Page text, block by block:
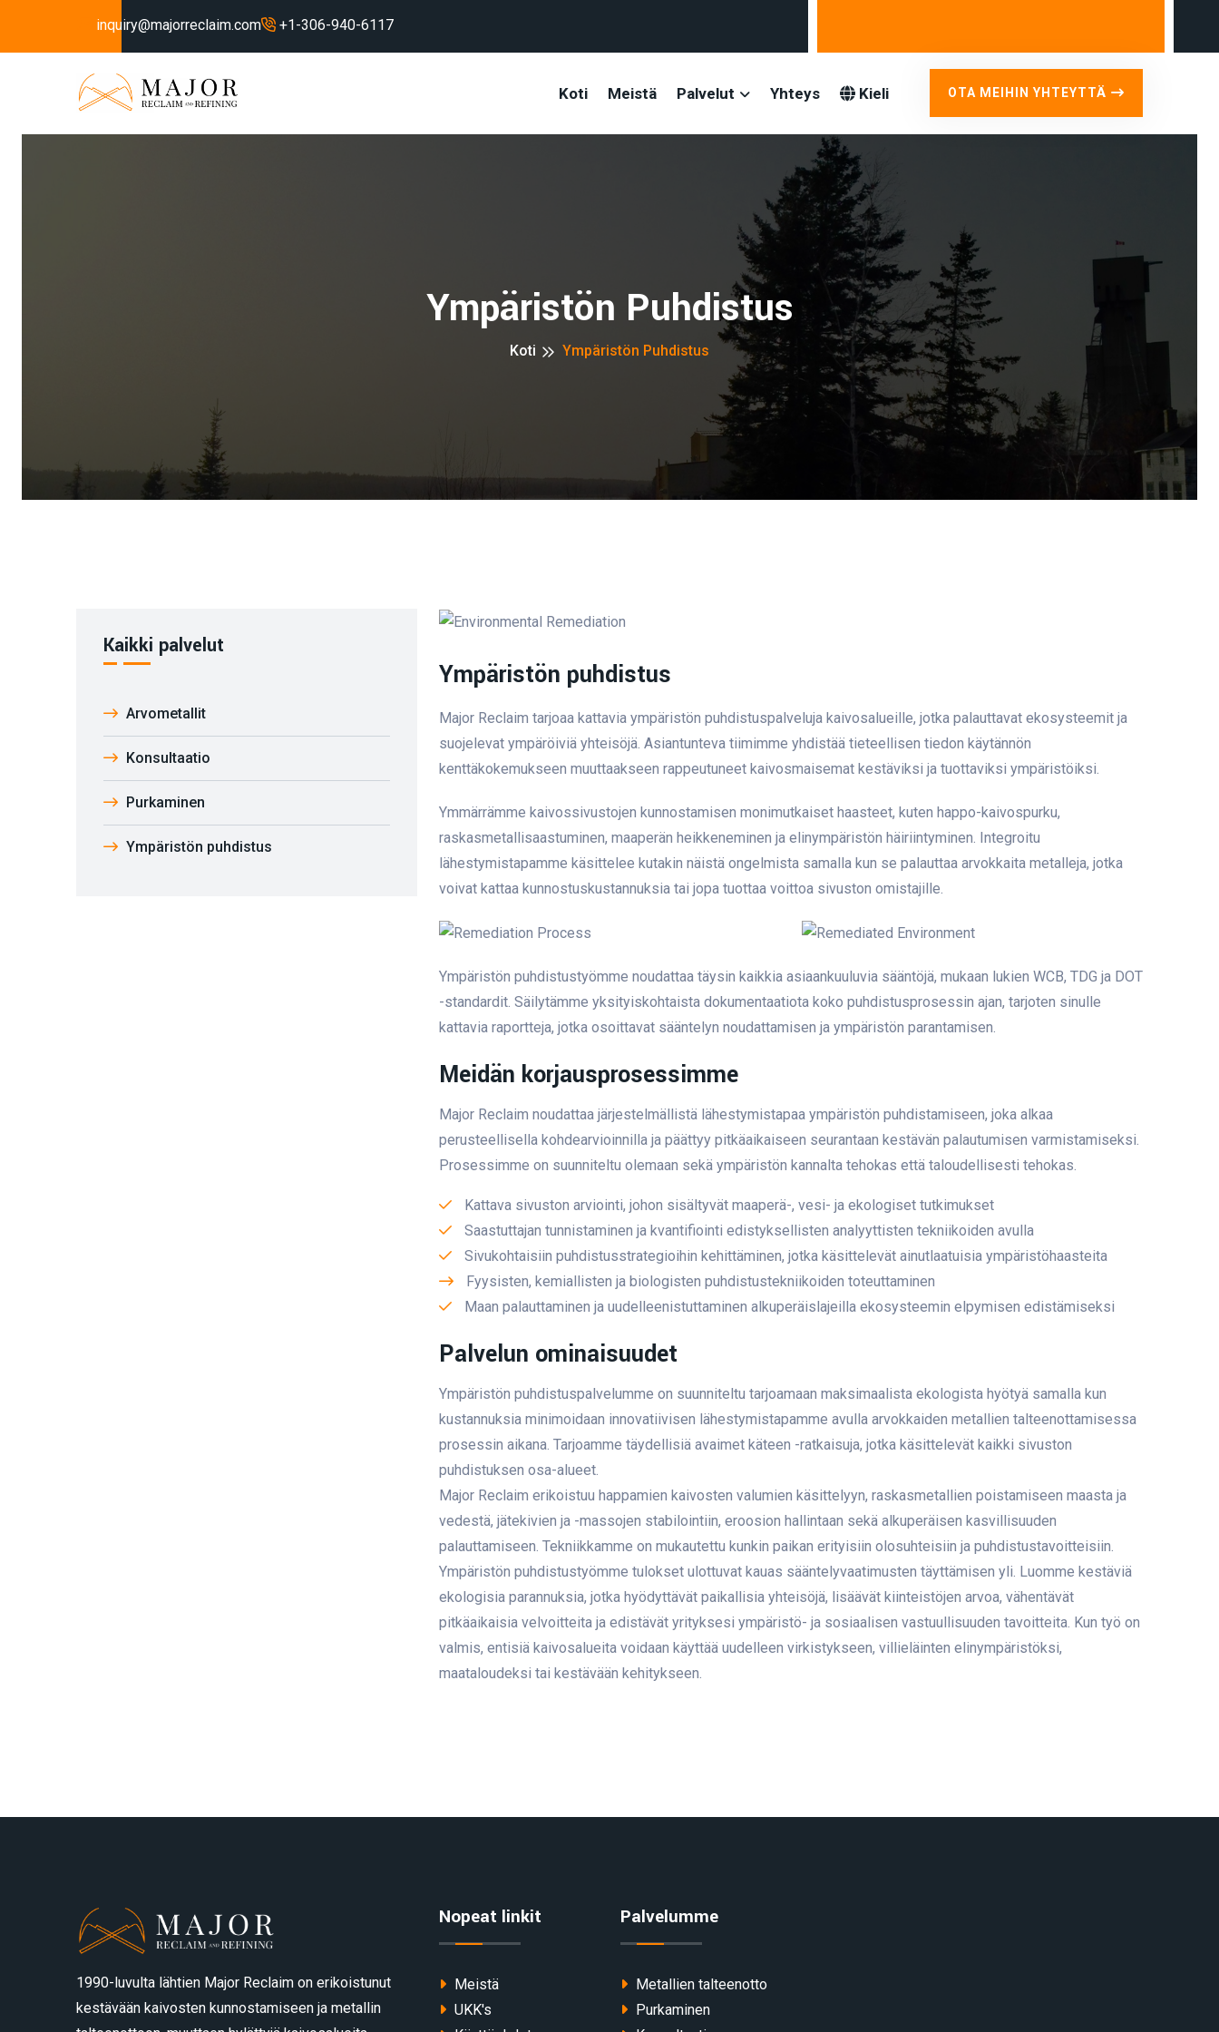
inquiry@majorreclaim.com +1-306-940-6117
Koti Meistä Palvelut Yhteys Kieli OTA MEIHIN YHTEYTTÄ
Ympäristön Puhdistus
Koti Ympäristön Puhdistus
Kaikki palvelut
Arvometallit
Konsultaatio
Purkaminen
Ympäristön puhdistus
Ympäristön puhdistus
Major Reclaim tarjoaa kattavia ympäristön puhdistuspalveluja kaivosalueille, jotka palauttavat ekosysteemit ja
suojelevat ympäröiviä yhteisöjä. Asiantunteva tiimimme yhdistää tieteellisen tiedon käytännön
kenttäkokemukseen muuttaakseen rappeutuneet kaivosmaisemat kestäviksi ja tuottaviksi ympäristöiksi.
Ymmärrämme kaivossivustojen kunnostamisen monimutkaiset haasteet, kuten happo-kaivospurku,
raskasmetallisaastuminen, maaperän heikkeneminen ja elinympäristön häiriintyminen. Integroitu
lähestymistapamme käsittelee kutakin näistä ongelmista samalla kun se palauttaa arvokkaita metalleja, jotka
voivat kattaa kunnostuskustannuksia tai jopa tuottaa voittoa sivuston omistajille.
Ympäristön puhdistustyömme noudattaa täysin kaikkia asiaankuuluvia sääntöjä, mukaan lukien WCB, TDG ja DOT
-standardit. Säilytämme yksityiskohtaista dokumentaatiota koko puhdistusprosessin ajan, tarjoten sinulle
kattavia raportteja, jotka osoittavat sääntelyn noudattamisen ja ympäristön parantamisen.
Meidän korjausprosessimme
Major Reclaim noudattaa järjestelmällistä lähestymistapaa ympäristön puhdistamiseen, joka alkaa
perusteellisella kohdearvioinnilla ja päättyy pitkäaikaiseen seurantaan kestävän palautumisen varmistamiseksi.
Prosessimme on suunniteltu olemaan sekä ympäristön kannalta tehokas että taloudellisesti tehokas.
Kattava sivuston arviointi, johon sisältyvät maaperä-, vesi- ja ekologiset tutkimukset
Saastuttajan tunnistaminen ja kvantifiointi edistyksellisten analyyttisten tekniikoiden avulla
Sivukohtaisiin puhdistusstrategioihin kehittäminen, jotka käsittelevät ainutlaatuisia ympäristöhaasteita
Fyysisten, kemiallisten ja biologisten puhdistustekniikoiden toteuttaminen
Maan palauttaminen ja uudelleenistuttaminen alkuperäislajeilla ekosysteemin elpymisen edistämiseksi
Palvelun ominaisuudet
Ympäristön puhdistuspalvelumme on suunniteltu tarjoamaan maksimaalista ekologista hyötyä samalla kun
kustannuksia minimoidaan innovatiivisen lähestymistapamme avulla arvokkaiden metallien talteenottamisessa
prosessin aikana. Tarjoamme täydellisiä avaimet käteen -ratkaisuja, jotka käsittelevät kaikki sivuston
puhdistuksen osa-alueet.
Major Reclaim erikoistuu happamien kaivosten valumien käsittelyyn, raskasmetallien poistamiseen maasta ja
vedestä, jätekivien ja -massojen stabilointiin, eroosion hallintaan sekä alkuperäisen kasvillisuuden
palauttamiseen. Tekniikkamme on mukautettu kunkin paikan erityisiin olosuhteisiin ja puhdistustavoitteisiin.
Ympäristön puhdistustyömme tulokset ulottuvat kauas sääntelyvaatimusten täyttämisen yli. Luomme kestäviä
ekologisia parannuksia, jotka hyödyttävät paikallisia yhteisöjä, lisäävät kiinteistöjen arvoa, vähentävät
pitkäaikaisia velvoitteita ja edistävät yrityksesi ympäristö- ja sosiaalisen vastuullisuuden tavoitteita. Kun työ on
valmis, entisiä kaivosalueita voidaan käyttää uudelleen virkistykseen, villieläinten elinympäristöksi,
maataloudeksi tai kestävään kehitykseen.
1990-luvulta lähtien Major Reclaim on erikoistunut
kestävään kaivosten kunnostamiseen ja metallin
Nopeat linkit
Meistä
UKK's
Palvelumme
Metallien talteenotto
Purkaminen